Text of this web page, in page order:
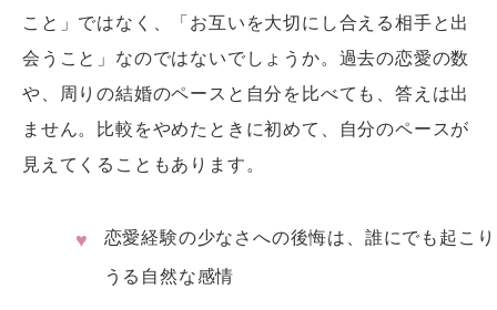
こと」ではなく、「お互いを大切にし合える相手と出
会うこと」なのではないでしょうか。過去の恋愛の数
や、周りの結婚のペースと自分を比べても、答えは出
ません。比較をやめたときに初めて、自分のペースが
見えてくることもあります。
恋愛経験の少なさへの後悔は、誰にでも起こり
うる自然な感情